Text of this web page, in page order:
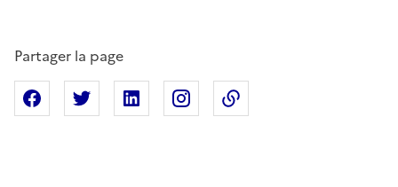
Partager la page
Partager sur Facebook
Partager sur XPartager sur Linkedin
Partager sur Instagram